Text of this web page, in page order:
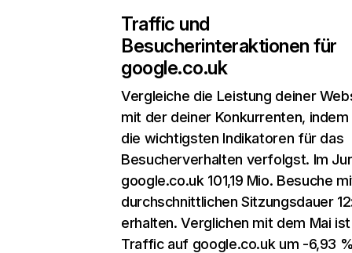
Traffic und
Besucherinteraktionen für
google.co.uk
Vergleiche die Leistung deiner
mit der deiner Konkurrenten, indem
die wichtigsten Indikatoren für das
Besucherverhalten verfolgst. Im
google.co.uk 101,19 Mio. Besuche
durchschnittlichen Sitzungsdauer
erhalten. Verglichen mit dem Mai
Traffic auf google.co.uk um -6,93